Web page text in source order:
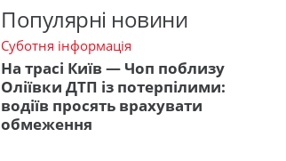
Популярні новини
Суботня інформація
На трасі Київ — Чоп поблизу
Оліївки ДТП із потерпілими:
водіїв просять врахувати
обмеження